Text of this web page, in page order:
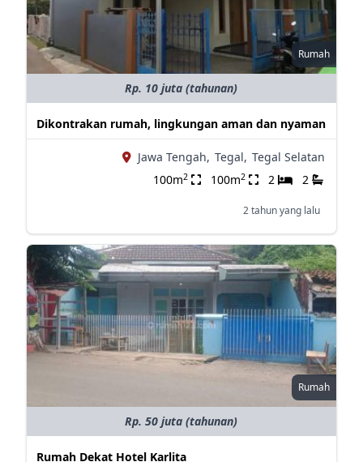
Rumah
Rp. 10 juta (tahunan)
Dikontrakan rumah, lingkungan aman dan nyaman
Jawa Tengah, Tegal, Tegal Selatan
100m2 100m2 2 2
2 tahun yang lalu
Rumah
Rp. 50 juta (tahunan)
Rumah Dekat Hotel Karlita